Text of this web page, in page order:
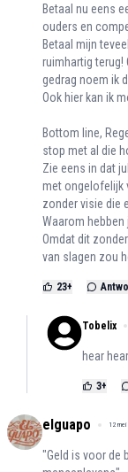
Betaal nu eens
ouders en
Betaal mijn
ruimhartig terug!
gedrag noem ik
Ook hier kan ik
Bottom line,
stop met al die
Zie eens in dat
met ongelofelijk
zonder visie die
Waarom hebben
Omdat dit
van slagen zou
23+
Tobelix
hear
3+
elguapo 12
"Geld is voor de